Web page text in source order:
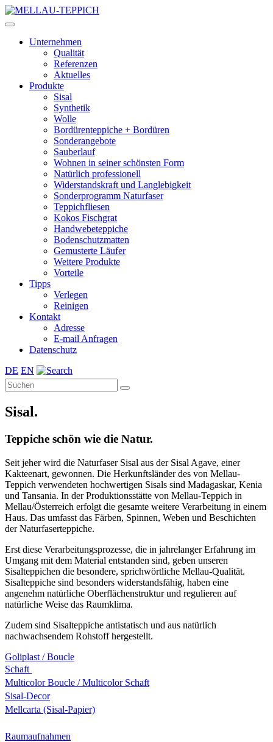
Unternehmen
Qualität
Referenzen
Aktuelles
Produkte
Sisal
Synthetik
Wolle
Bordürenteppiche + Bordüren
Sonderangebote
Sauberlauf
Wohnen in seiner schönsten Form
Natürlich professionell
Widerstandskraft und Langlebigkeit
Sonderprogramm Naturfaser
Teppichfliesen
Kokos Fischgrat
Handwebeteppiche
Bodenschutzmatten
Gemusterte Läufer
Weitere Produkte
Vorteile
Tipps
Verlegen
Reinigen
Kontakt
Adresse
E-mail Anfragen
Datenschutz
DE EN
Sisal.
Teppiche schön wie die Natur.
Seit jeher wird die Naturfaser Sisal aus der Sisal Agave, einer
Kakteenart, gewonnen. Die Herkunftsländer des von Mellau-
Teppich verwendeten hochwertigen Sisals sind Madagaskar, Kenia
und Tansania. In der Produktionsstätte von Mellau-Teppich in
Mellau/Österreich erfolgt die gesamte weitere Verarbeitung in einem
Haus. Das umfasst das Färben, Spinnen, Weben und Beschichten
der Naturfaserteppiche.
Erst diese Verarbeitungsprozesse, die in jahrelanger Erfahrung im
Umgang mit dem Material entstanden sind, geben unseren
Sisalteppichen die besondere, sprichwörtliche Mellau-Qualität.
Sisalteppiche sind besonders widerstandsfähig, haben eine
angenehm natürliche Oberflächenstruktur und regulieren auf
natürliche Weise das Raumklima.
Zudem sind Sisalteppiche antistatisch und aus natürlich
nachwachsendem Rohstoff hergestellt.
Goliplast / Boucle
Schaft
Multicolor Boucle / Multicolor Schaft
Sisal-Decor
Mellcarta (Sisal-Papier)
Raumaufnahmen